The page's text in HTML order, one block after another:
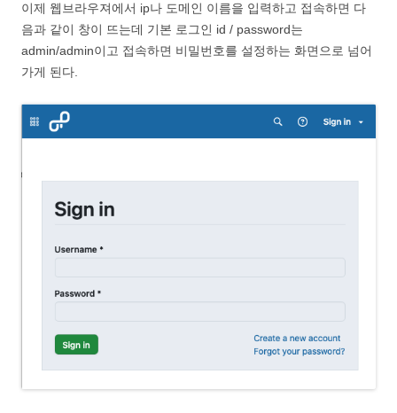
이제 웹브라우져에서 ip나 도메인 이름을 입력하고 접속하면 다
음과 같이 창이 뜨는데 기본 로그인 id / password는
admin/admin이고 접속하면 비밀번호를 설정하는 화면으로 넘어
가게 된다.